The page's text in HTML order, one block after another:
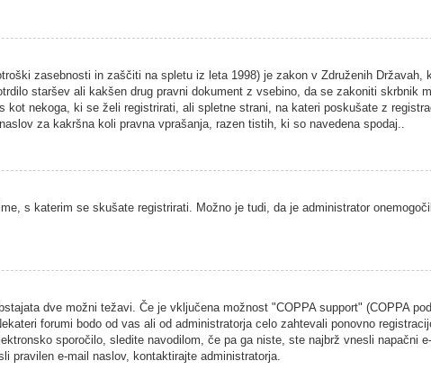
zasebnosti in zaščiti na spletu iz leta 1998) je zakon v Združenih Državah,
staršev ali kakšen drug pravni dokument z vsebino, da se zakoniti skrbnik
nekoga, ki se želi registrirati, ali spletne strani, na kateri poskušate z
za kakršna koli pravna vprašanja, razen tistih, ki so navedena spodaj..
s katerim se skušate registrirati. Možno je tudi, da je administrator
dve možni težavi. Če je vključena možnost "COPPA support" (COPPA
forumi bodo od vas ali od administratorja celo zahtevali ponovno
sporočilo, sledite navodilom, če pa ga niste, ste najbrž vnesli napačni
pravilen e-mail naslov, kontaktirajte administratorja.